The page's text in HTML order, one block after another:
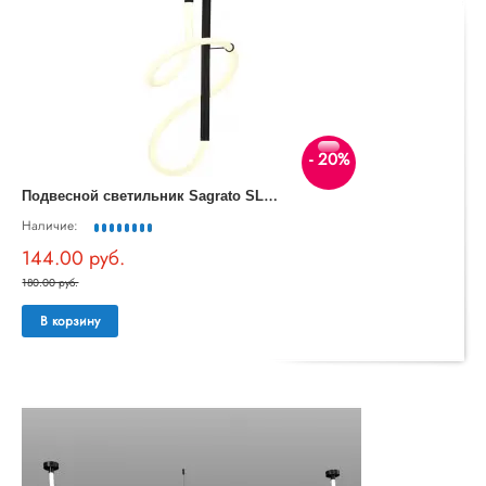
- 20%
П
одвесной светильник Sagrato SL6102.403.16
Наличие:
144.00 руб.
180.00 руб.
В корзину